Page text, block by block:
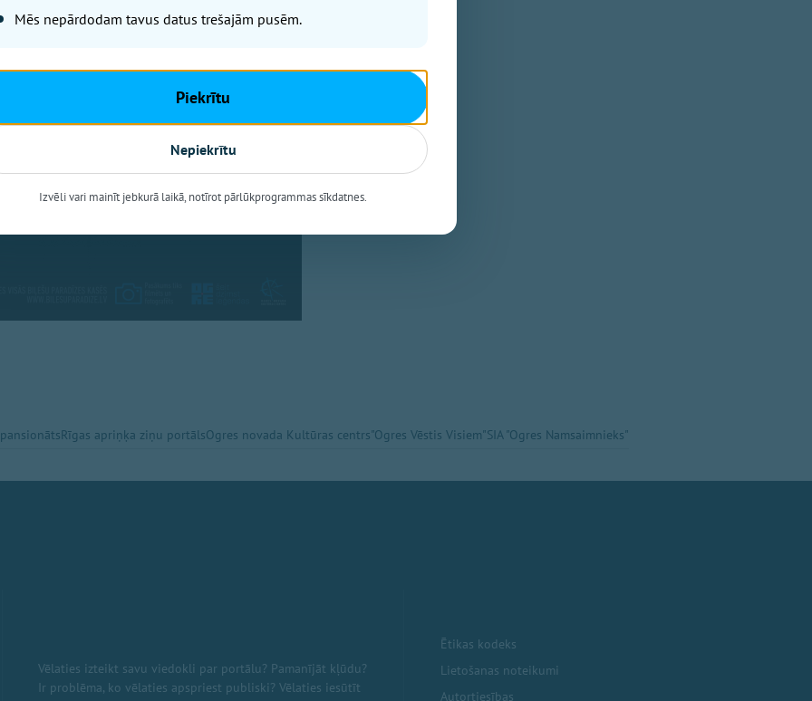
Rīgas apriņķa ziņu portālsOgres novada Kultūras centrs"Ogres Vēstis Visiem"SIA "Ogres Namsaimnieks"
Vēlaties izteikt savu viedokli par portālu? Pamanījāt kļūdu?
Ir problēma, ko vēlaties apspriest publiski? Vēlaties iesūtīt
Ētikas kodeks
Lietošanas noteikumi
Autortiesības
Mēs nepārdodam tavus datus trešajām pusēm.
Piekrītu
Nepiekrītu
Izvēli vari mainīt jebkurā laikā, notīrot pārlūkprogrammas sīkdatnes.